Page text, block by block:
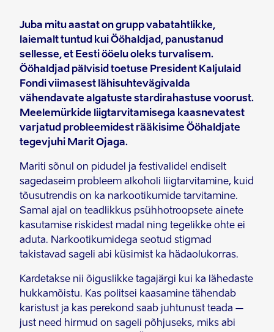
Juba mitu aastat on grupp vabatahtlikke,
laiemalt tuntud kui Ööhaldjad, panustanud
sellesse, et Eesti ööelu oleks turvalisem.
Ööhaldjad pälvisid toetuse President Kaljulaid
Fondi viimasest lähisuhtevägivalda
vähendavate algatuste stardirahastuse voorust.
Meelemürkide liigtarvitamisega kaasnevatest
varjatud probleemidest rääkisime Ööhaldjate
tegevjuhi Marit Ojaga.
Mariti sõnul on pidudel ja festivalidel endiselt
sagedaseim probleem alkoholi liigtarvitamine, kuid
tõusutrendis on ka narkootikumide tarvitamine.
Samal ajal on teadlikkus psühhotroopsete ainete
kasutamise riskidest madal ning tegelikke ohte ei
aduta. Narkootikumidega seotud stigmad
takistavad sageli abi küsimist ka hädaolukorras.
Kardetakse nii õiguslikke tagajärgi kui ka lähedaste
hukkamõistu. Kas politsei kaasamine tähendab
karistust ja kas perekond saab juhtunust teada –
just need hirmud on sageli põhjuseks, miks abi